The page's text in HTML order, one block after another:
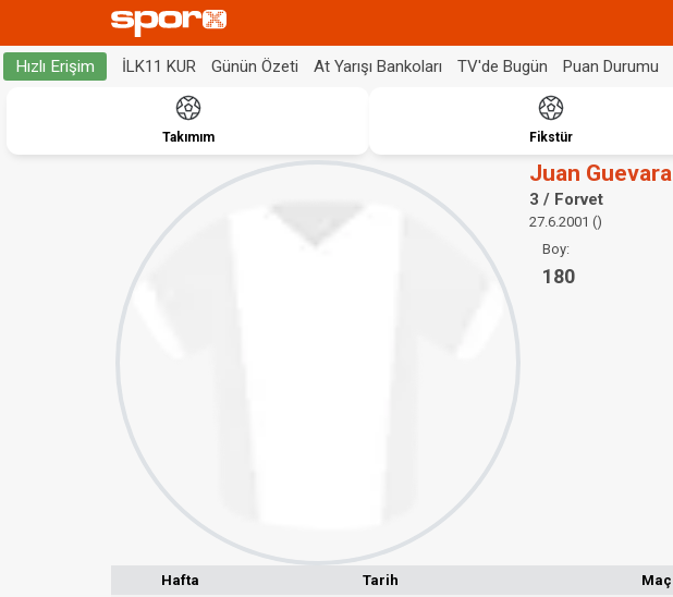
Hızlı Erişim İLK11 KUR Günün Özeti At Yarışı Bankoları TV'de Bugün Puan Durumu
Takımım Fikstür
Juan Guevara
3 / Forvet
27.6.2001 ()
Boy:
180
Hafta Tarih Maç